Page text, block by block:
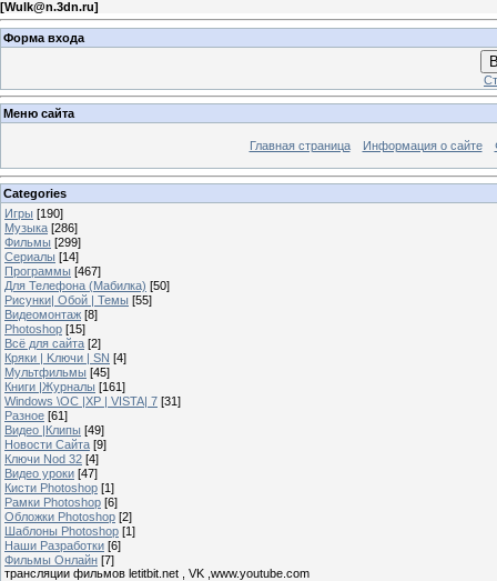
[Wulk@n.3dn.ru]
Форма входа
Меню сайта
Главная страница Информация о сайте
Categories
Игры [190]
Музыка [286]
Фильмы [299]
Сериалы [14]
Программы [467]
Для Телефона (Мабилка) [50]
Рисунки| Обой | Темы [55]
Видеомонтаж [8]
Photoshop [15]
Всё для сайта [2]
Кряки | Kлючи | SN [4]
Мультфильмы [45]
Книги |Журналы [161]
Windows \OC |XP | VISTA| 7 [31]
Разное [61]
Видео |Клипы [49]
Новости Сайта [9]
Ключи Nod 32 [4]
Видео уроки [47]
Кисти Photoshop [1]
Рамки Photoshop [6]
Обложки Photoshop [2]
Шаблоны Photoshop [1]
Наши Разработки [6]
Фильмы Онлайн [7]
трансляции фильмов letitbit.net , VK ,www.youtube.com